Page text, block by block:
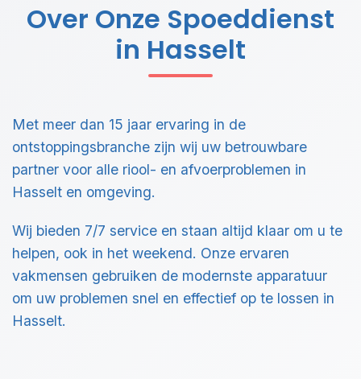
Over Onze Spoeddienst
in Hasselt
Met meer dan 15 jaar ervaring in de
ontstoppingsbranche zijn wij uw betrouwbare
partner voor alle riool- en afvoerproblemen in
Hasselt en omgeving.
Wij bieden 7/7 service en staan altijd klaar om u te
helpen, ook in het weekend. Onze ervaren
vakmensen gebruiken de modernste apparatuur
om uw problemen snel en effectief op te lossen in
Hasselt.